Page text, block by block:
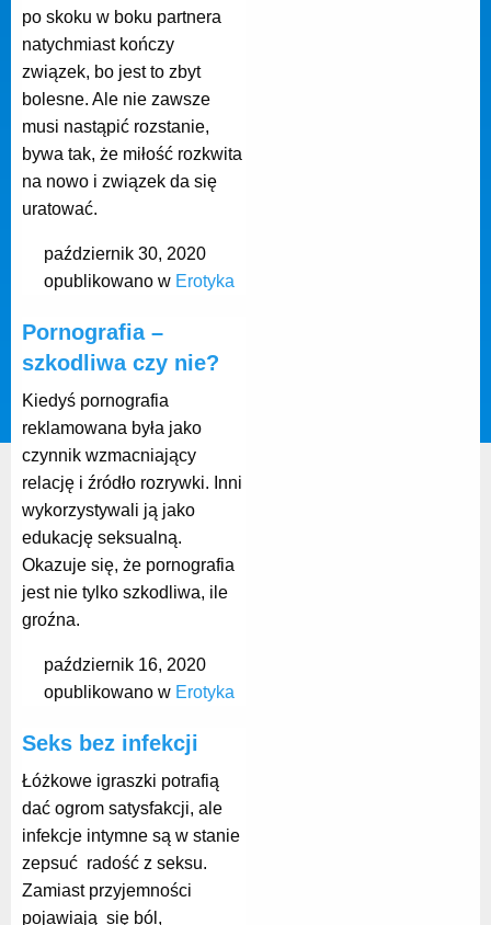
po skoku w boku partnera
natychmiast kończy
związek, bo jest to zbyt
bolesne. Ale nie zawsze
musi nastąpić rozstanie,
bywa tak, że miłość rozkwita
na nowo i związek da się
uratować.
październik 30, 2020
opublikowano w Erotyka
Pornografia –
szkodliwa czy nie?
Kiedyś pornografia
reklamowana była jako
czynnik wzmacniający
relację i źródło rozrywki. Inni
wykorzystywali ją jako
edukację seksualną.
Okazuje się, że pornografia
jest nie tylko szkodliwa, ile
groźna.
październik 16, 2020
opublikowano w Erotyka
Seks bez infekcji
Łóżkowe igraszki potrafią
dać ogrom satysfakcji, ale
infekcje intymne są w stanie
zepsuć radość z seksu.
Zamiast przyjemności
pojawiają się ból,